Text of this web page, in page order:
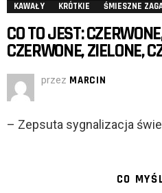
KAWAŁY KRÓTKIE ŚMIESZNE
CO TO JEST:
CZERWONE, ZIELONE,
przez MARCIN
– Zepsuta sygnalizacja
CO